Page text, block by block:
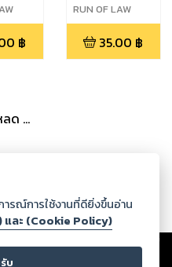
.ศ.
฿
ของคนไทยใน
เวลารบ
พุทธศักราช
RUN OF LAW
35.00 ฿
ด ...
ต์และปรากฏว่าละเมิดสิทธิใน
ารณ์การใช้งานที่ดียิ่งขึ้นอ่าน
ละ (Cookie Policy)
บ